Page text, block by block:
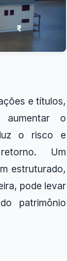
e títulos,
aumentar o
o risco e
Um
estruturado,
pode levar
patrimônio